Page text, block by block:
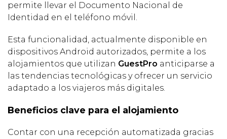
permite llevar el Documento Nacional de
Identidad en el teléfono móvil.
Esta funcionalidad, actualmente disponible en
dispositivos Android autorizados, permite a los
alojamientos que utilizan GuestPro anticiparse a
las tendencias tecnológicas y ofrecer un servicio
adaptado a los viajeros más digitales.
Beneficios clave para el alojamiento
Contar con una recepción automatizada gracias